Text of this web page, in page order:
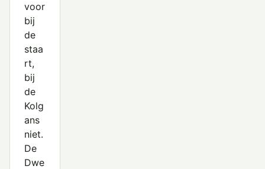
voor
bij
de
staa
rt,
bij
de
Kolg
ans
niet.
De
Dwe